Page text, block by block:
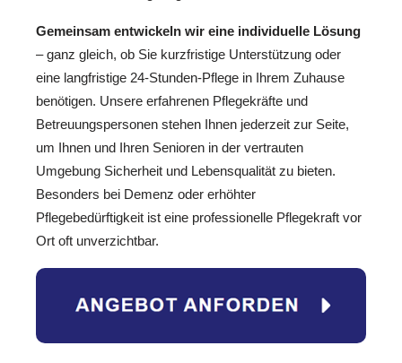
Gemeinsam entwickeln wir eine individuelle Lösung
– ganz gleich, ob Sie kurzfristige Unterstützung oder
eine langfristige 24-Stunden-Pflege in Ihrem Zuhause
benötigen. Unsere erfahrenen Pflegekräfte und
Betreuungspersonen stehen Ihnen jederzeit zur Seite,
um Ihnen und Ihren Senioren in der vertrauten
Umgebung Sicherheit und Lebensqualität zu bieten.
Besonders bei Demenz oder erhöhter
Pflegebedürftigkeit ist eine professionelle Pflegekraft vor
Ort oft unverzichtbar.